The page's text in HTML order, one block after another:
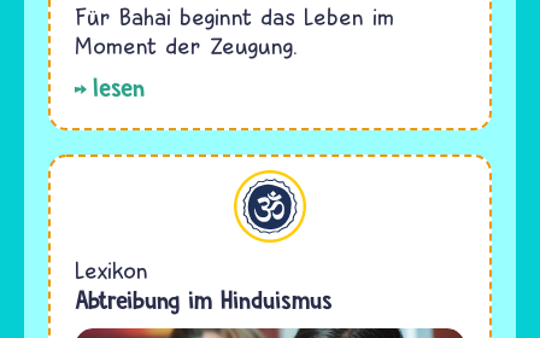
Für Bahai beginnt das Leben im
Moment der Zeugung.
lesen
Hinduismus
Lexikon
Abtreibung im Hinduismus